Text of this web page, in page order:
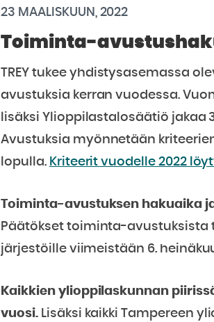
23 MAALISKUUN, 2022
Toiminta-
TREY tukee yhdistysasemassa
avustuksia kerran vuodessa.
lisäksi Ylioppilastalosäätiö jakaa
Avustuksia myönnetään
lopulla. Kriteerit vuodelle 2022
Toiminta-avustuksen hakuaika
Päätökset toiminta-avustuksista
järjestöille viimeistään 6.
Kaikkien ylioppilaskunnan
vuosi. Lisäksi kaikki Tampereen